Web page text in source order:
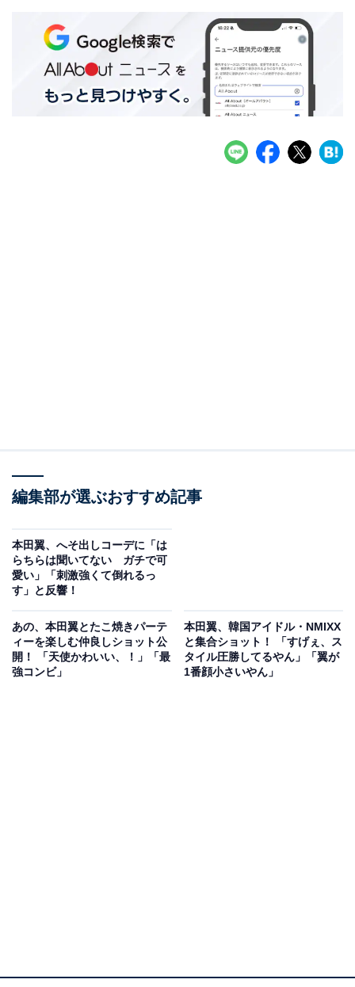
編集部が選ぶおすすめ記事
本田翼、へそ出しコーデに「は
らちらは聞いてない ガチで可
愛い」「刺激強くて倒れるっ
す」と反響！
あの、本田翼とたこ焼きパーテ
ィーを楽しむ仲良しショット公
開！ 「天使かわいい、！」「最
強コンビ」
本田翼、韓国アイドル・NMIXX
と集合ショット！ 「すげぇ、ス
タイル圧勝してるやん」「翼が
1番顔小さいやん」